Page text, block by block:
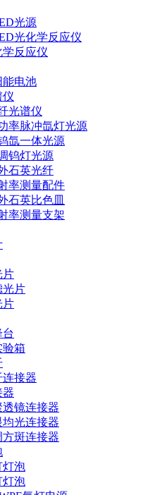
光源
光化学反应仪
反应仪
能电池
仪
光谱仪
率脉冲氙灯光源
氙一体光源
钨灯光源
石英光纤
率测量配件
石英比色皿
率测量支架
片
光片
片
验箱
接器
器
镜连接器
光连接器
斑连接器
灯泡
灯泡